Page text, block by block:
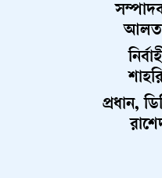
প্রধান,